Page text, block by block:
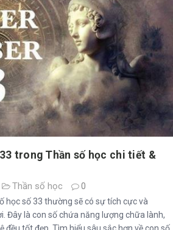
trong Thần số học chi tiết &
Thần số học
0
học số 33 thường sẽ có sự tích cực và
Đây là con số chứa năng lượng chữa lành,
đều tốt đẹp. Tìm hiểu sâu sắc hơn về con số